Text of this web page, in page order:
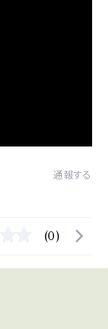
通報する
(0)